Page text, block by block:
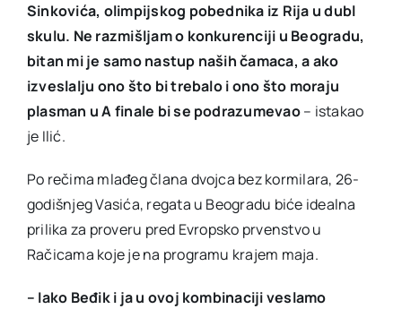
Sinkovića, olimpijskog pobednika iz Rija u dubl
skulu. Ne razmišljam o konkurenciji u Beogradu,
bitan mi je samo nastup naših čamaca, a ako
izveslalju ono što bi trebalo i ono što moraju
plasman u A finale bi se podrazumevao– istakao
je Ilić.
Po rečima mlađeg člana dvojca bez kormilara, 26-
godišnjeg Vasića, regata u Beogradu biće idealna
prilika za proveru pred Evropsko prvenstvo u
Račicama koje je na programu krajem maja.
– Iako Beđik i ja u ovoj kombinaciji veslamo